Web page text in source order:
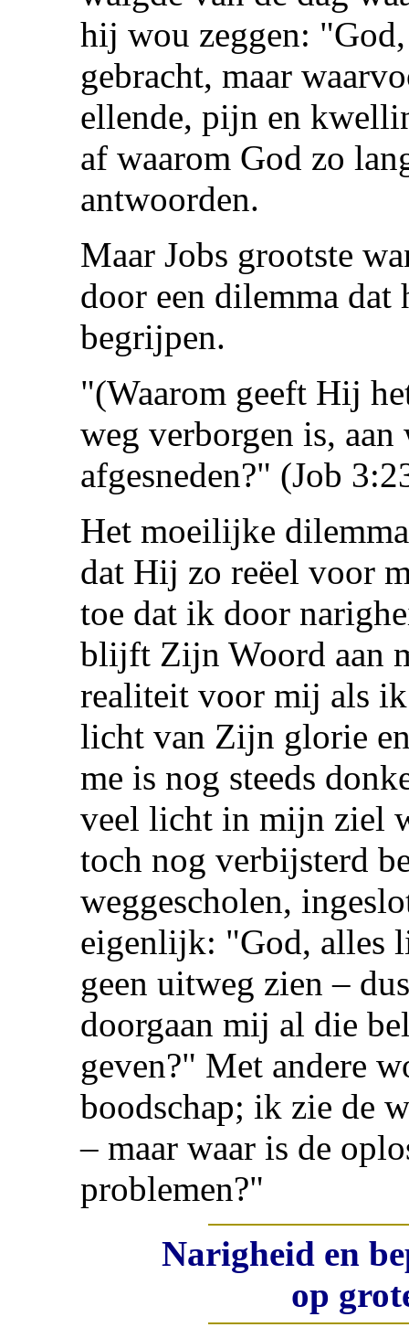
hij wou zeggen:
gebracht, maar
ellende, pijn en
af waarom God zo
antwoorden.
Maar Jobs grootste
door een dilemma
begrijpen.
"(Waarom geeft Hij
weg verborgen is,
afgesneden?" (Job
Het moeilijke
dat Hij zo reëel voor
toe dat ik door
blijft Zijn Woord aan
realiteit voor mij als
licht van Zijn glorie
me is nog steeds
veel licht in mijn ziel
toch nog verbijsterd
weggescholen,
eigenlijk: "God, alles
geen uitweg zien –
doorgaan mij al die
geven?" Met andere
boodschap; ik zie de
– maar waar is de
problemen?"
Narigheid en
op